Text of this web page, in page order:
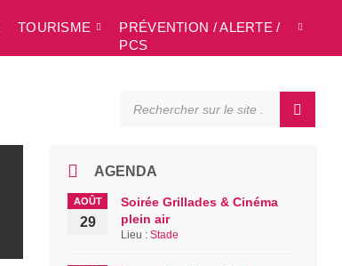
TOURISME
PRÉVENTION / ALERTE /
PCS
AGENDA
AOÛT
29
Soirée Grillades & Cinéma
plein air
Lieu :Stade